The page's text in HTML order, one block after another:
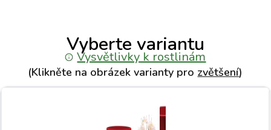
Vyberte variantu
Vysvětlivky k rostlinám
(Klikněte na obrázek varianty pro zvětšení)